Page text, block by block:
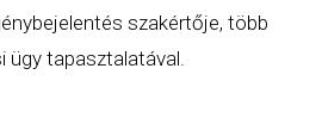
szakértője, több
ügy tapasztalatával.